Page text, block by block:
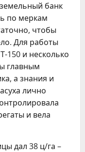
банк
по меркам
чтобы
Для работы
150 и несколько
главным
а знания и
лично
и вела
дал 38 ц/га –